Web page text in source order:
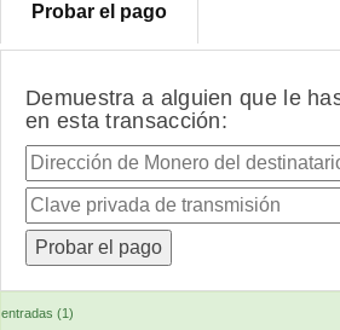
Probar el pago
Demuestra a alguien que le
en esta transacción:
entradas (1)